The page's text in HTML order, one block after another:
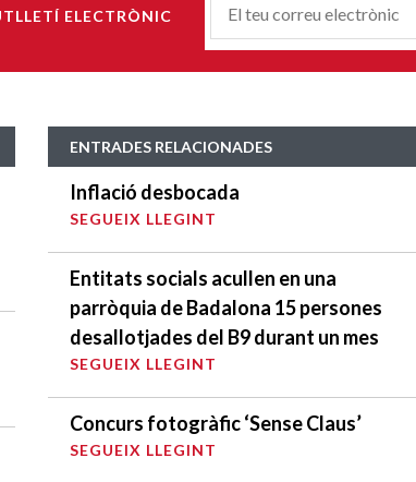
ELECTRÒNIC
Correu-
ENTRADES RELACIONADES
Inflació desbocada
SEGUEIX LLEGINT
Entitats socials acullen en una
parròquia de Badalona 15 persones
desallotjades del B9 durant un mes
SEGUEIX LLEGINT
Concurs fotogràfic ‘Sense Claus’
SEGUEIX LLEGINT